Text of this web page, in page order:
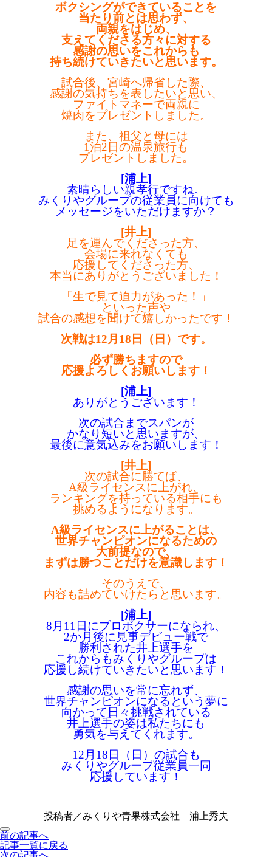
ボクシングができていることを
当たり前とは思わず、
両親をはじめ、
支えてくださる方々に対する
感謝の思いをこれからも
持ち続けていきたいと思います。
試合後、宮崎へ帰省した際、
感謝の気持ちを表したいと思い、
ファイトマネーで両親に
焼肉をプレゼントしました。
また、祖父と母には
1泊2日の温泉旅行も
プレゼントしました。
[浦上]
素晴らしい親孝行ですね。
みくりやグループの従業員に向けても
メッセージをいただけますか？
[井上]
足を運んでくださった方、
会場に来れなくても
応援してくださった方、
本当にありがとうございました！
「生で見て迫力があった！」
といった声や
試合の感想を聞けて嬉しかったです！
次戦は12月18日（日）です。
必ず勝ちますので
応援よろしくお願いします！
[浦上]
ありがとうございます！
次の試合までスパンが
かなり短いと思いますが、
最後に意気込みをお願いします！
[井上]
次の試合に勝てば、
A級ライセンスに上がれ、
ランキングを持っている相手にも
挑めるようになります。
A級ライセンスに上がることは、
世界チャンピオンになるための
大前提なので、
まずは勝つことだけを意識します！
そのうえで、
内容も詰めていけたらと思います。
[浦上]
8月11日にプロボクサーになられ、
2か月後に見事デビュー戦で
勝利された井上選手を
これからもみくりやグループは
応援し続けていきたいと思います！
感謝の思いを常に忘れず、
世界チャンピオンになるという夢に
向かって日々挑戦されている
井上選手の姿は私たちにも
勇気を与えてくれます。
12月18日（日）の試合も
みくりやグループ従業員一同
応援しています！
投稿者／みくりや青果株式会社 浦上秀夫
前の記事へ
記事一覧に戻る
次の記事へ